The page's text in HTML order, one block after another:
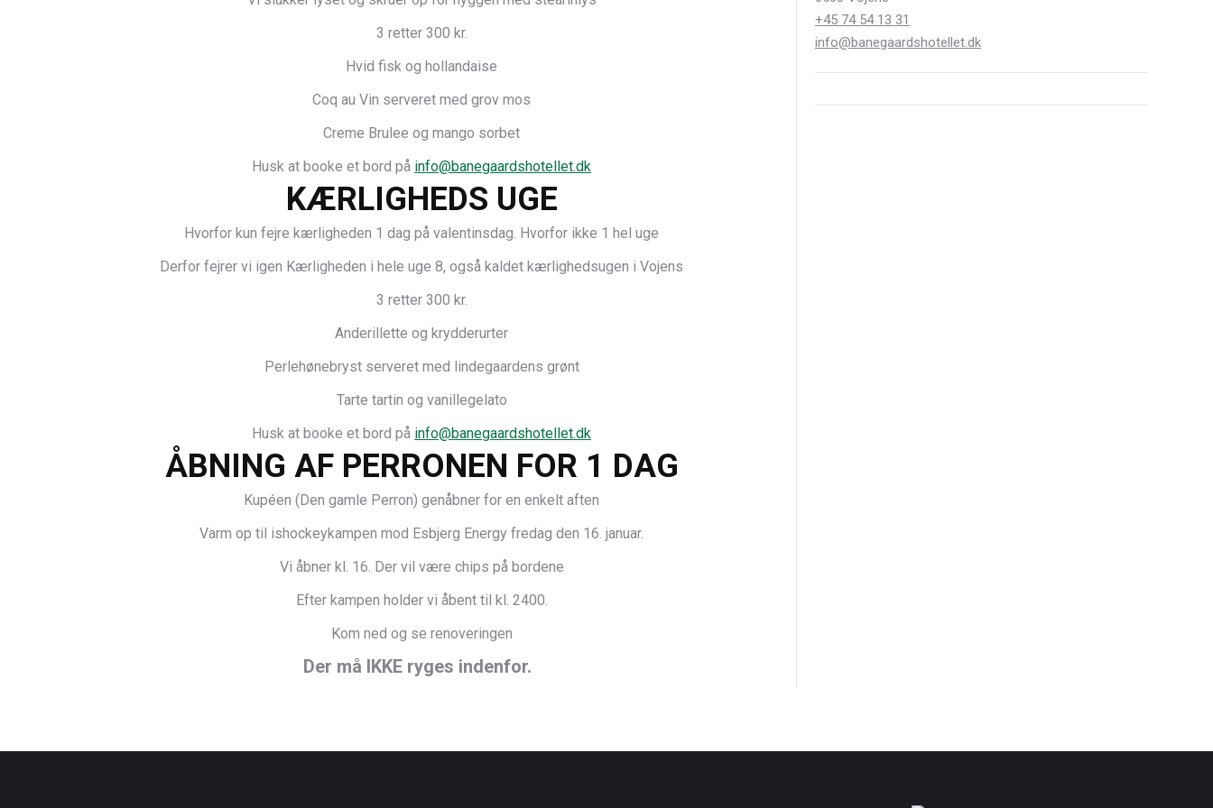
3 retter 300 kr.
Hvid fisk og hollandaise
Coq au Vin serveret med grov mos
Creme Brulee og mango sorbet
Husk at booke et bord på info@banegaardshotellet.dk
KÆRLIGHEDS UGE
Hvorfor kun fejre kærligheden 1 dag på valentinsdag. Hvorfor ikke 1 hel uge
Derfor fejrer vi igen Kærligheden i hele uge 8, også kaldet kærlighedsugen i Vojens
3 retter 300 kr.
Anderillette og krydderurter
Perlehønebryst serveret med lindegaardens grønt
Tarte tartin og vanillegelato
Husk at booke et bord på info@banegaardshotellet.dk
ÅBNING AF PERRONEN FOR 1 DAG
Kupéen (Den gamle Perron) genåbner for en enkelt aften
Varm op til ishockeykampen mod Esbjerg Energy fredag den 16. januar.
Vi åbner kl. 16. Der vil være chips på bordene
Efter kampen holder vi åbent til kl. 2400.
Kom ned og se renoveringen
Der må IKKE ryges indenfor.
+45 74 54 13 31
info@banegaardshotellet.dk